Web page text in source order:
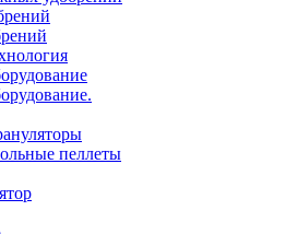
пеллеты